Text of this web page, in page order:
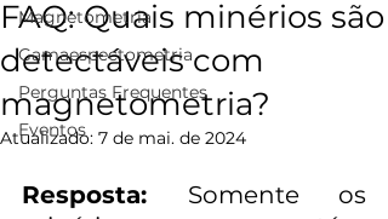
Magnetometria
Gamaespectometria
Perguntas Frequentes
Eventos
FAQ: Quais minérios são
detectáveis com
magnetometria?
Atualizado: 7 de mai. de 2024
Resposta: Somente os